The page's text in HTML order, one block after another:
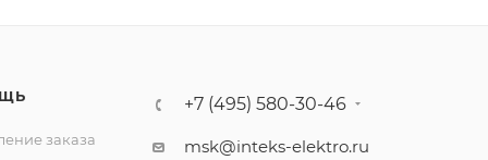
заказа
+7 (495) 580-30-46
msk@inteks-elektro.ru